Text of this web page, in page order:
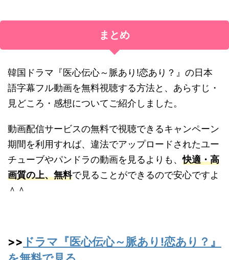
まとめ
韓国ドラマ『医心伝心～脈あり!恋あり？』の日本
語字幕フル動画を無料視聴する方法と、あらすじ・
見どころ・感想についてご紹介しました。
動画配信サービスの無料で視聴できるキャンペーン
期間を利用すれば、違法でアップロードされたユー
チューブやパンドラの動画を見るよりも、快適・高
画質の上、無料で見ることができるので安心ですよ
＾＾
>> ドラマ『医心伝心～脈あり!恋あり？』